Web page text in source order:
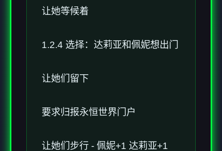
让她等候着
1.2.4 选择：达莉亚和佩妮想出门
让她们留下
要求归报永恒世界门户
让她们步行 - 佩妮+1 达莉亚+1